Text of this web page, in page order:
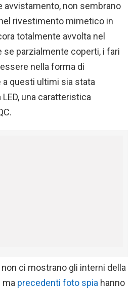
avvistamento, non sembrano
rivestimento mimetico in
totalmente avvolta nel
parzialmente coperti, i fari
nella forma di
a questi ultimi sia stata
una caratteristica
ci mostrano gli interni della
ma precedenti foto spia hanno